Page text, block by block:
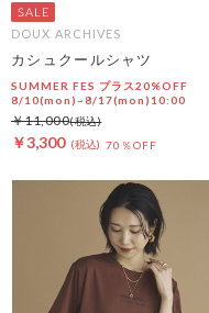
DOUX ARCHIVES
カシュクールシャツ
SUMMER FES プラス20%OFF
8/10(mon)~8/17(mon)10:00
￥3,300 70％OFF
￥11,000